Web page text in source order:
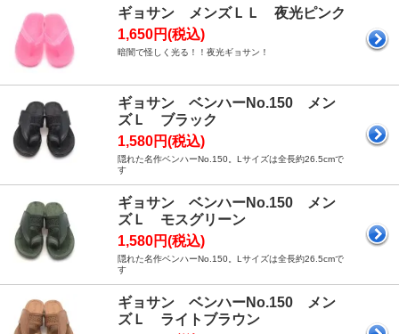
ギョサン メンズＬＬ 夜光ピンク
1,650円(税込)
暗闇で怪しく光る！！夜光ギョサン！
ギョサン ベンハーNo.150 メン
ズＬ ブラック
1,580円(税込)
隠れた名作ベンハーNo.150。Lサイズは全長約26.5cmで
す
ギョサン ベンハーNo.150 メン
ズＬ モスグリーン
1,580円(税込)
隠れた名作ベンハーNo.150。Lサイズは全長約26.5cmで
す
ギョサン ベンハーNo.150 メン
ズＬ ライトブラウン